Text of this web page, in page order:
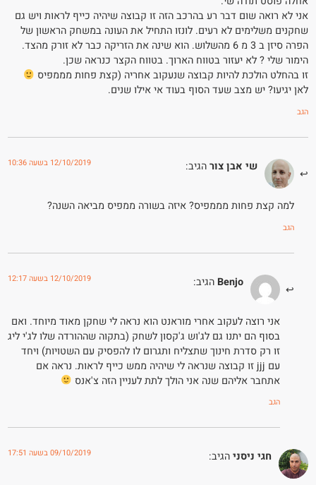
אני לא רואה שום דבר רע בהרכב הזה זו קבוצה שיהיה כייף לראות ויש גם
שחקנים משלימים לא רעים. לונזו התחיל את העונה במשחק הראשון של
הפרה סיזן ב 3 מ 6 מהשלוש. הוא שינה את הזריקה כבר לא זורק מהצד.
הימור שלי ? לא יעזור בטווח הארוך. בטווח הקצר כנראה שכן.
זו בהחלט הולכת להיות קבוצה שנעקוב אחריה (קצת פחות מממפיס
לאן יגיעו? יש מצב שעד הסוף בעוד אי אילו שנים.
הגב
שי אבן צורהגיב: 12/10/2019 בשעה 10:36
למה קצת פחות מממפיס? איזה בשורה ממפיס מביאה השנה?
הגב
Benjo הגיב: 12/10/2019 בשעה 12:17
אני רוצה לעקוב אחרי מוראנט הוא נראה לי שחקן מאוד מיוחד. ואם
בסוף הם יתנו גם לג'וש ג'קסון לשחק (בתקוה שההורדה שלו לג'י ליג
זו רק סדרת חינוך שתצליח ותגרום לו להפסיק עם השטויות) ויחד
עם jjj זו קבוצה שנראה לי שיהיה ממש כייף לראות. נראה אם
אתחבר אליהם שנה אני הולך לתת לעניין הזה צ'אנס
הגב
חגי ניסניהגיב: 09/10/2019 בשעה 17:51